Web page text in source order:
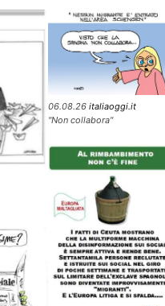
06.08.26 italiaoggi.it
"Non collabora"